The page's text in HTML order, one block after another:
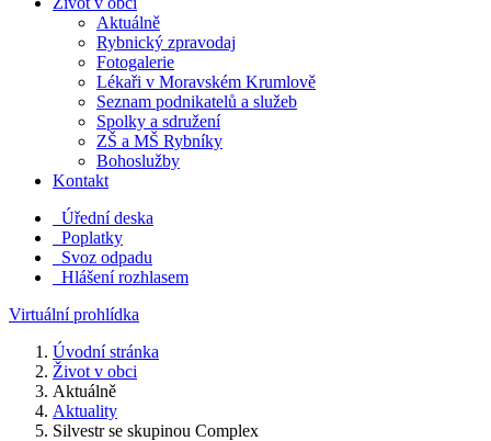
Aktuálně
Rybnický zpravodaj
Fotogalerie
Lékaři v Moravském Krumlově
Seznam podnikatelů a služeb
Spolky a sdružení
ZŠ a MŠ Rybníky
Bohoslužby
Kontakt
Úřední deska
Poplatky
Svoz odpadu
Hlášení rozhlasem
Virtuální prohlídka
Úvodní stránka
Život v obci
Aktuálně
Aktuality
Silvestr se skupinou Complex